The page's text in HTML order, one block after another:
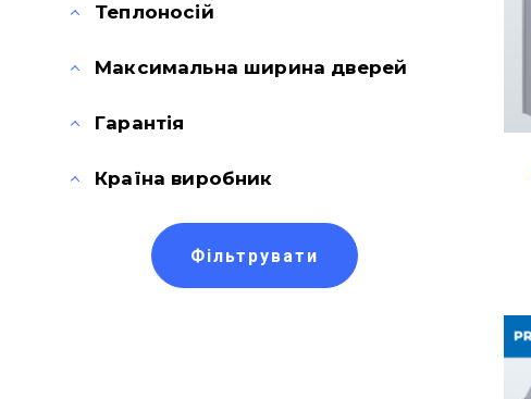
Теплоносій
Максимальна ширина дверей
Гарантія
Країна виробник
Фільтрувати